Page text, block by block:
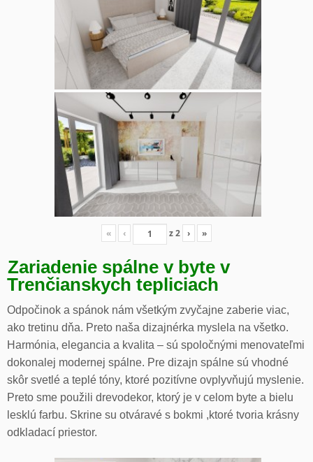
« ‹ z2 › »
Zariadenie spálne v byte v
Trenčianskych tepliciach
Odpočinok a spánok nám všetkým zvyčajne zaberie viac,
ako tretinu dňa. Preto naša dizajnérka myslela na všetko.
Harmónia, elegancia a kvalita – sú spoločnými menovateľmi
dokonalej modernej spálne. Pre dizajn spálne sú vhodné
skôr svetlé a teplé tóny, ktoré pozitívne ovplyvňujú myslenie.
Preto sme použili drevodekor, ktorý je v celom byte a bielu
lesklú farbu. Skrine su otváravé s bokmi ,ktoré tvoria krásny
odkladací priestor.